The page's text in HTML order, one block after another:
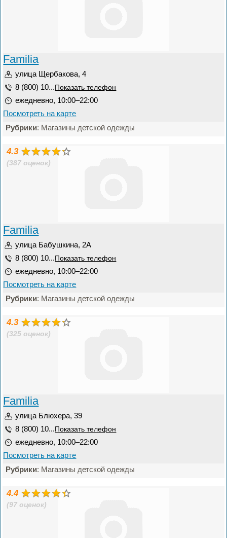
Familia
улица Щербакова, 4
8 (800) 10... Показать телефон
ежедневно, 10:00–22:00
Посмотреть на карте
Рубрики: Магазины детской одежды
4.3
(387 оценок)
Familia
улица Бабушкина, 2А
8 (800) 10... Показать телефон
ежедневно, 10:00–22:00
Посмотреть на карте
Рубрики: Магазины детской одежды
4.3
(325 оценок)
Familia
улица Блюхера, 39
8 (800) 10... Показать телефон
ежедневно, 10:00–22:00
Посмотреть на карте
Рубрики: Магазины детской одежды
4.4
(97 оценок)